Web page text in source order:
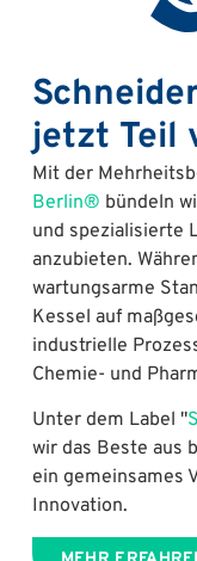
jetzt Teil
Mit der
Berlin® bündeln
und spezialisierte
anzubieten.
wartungsarme
Kessel auf
industrielle
Chemie- und
Unter dem Label "
wir das Beste aus
ein gemeinsames
Innovation.